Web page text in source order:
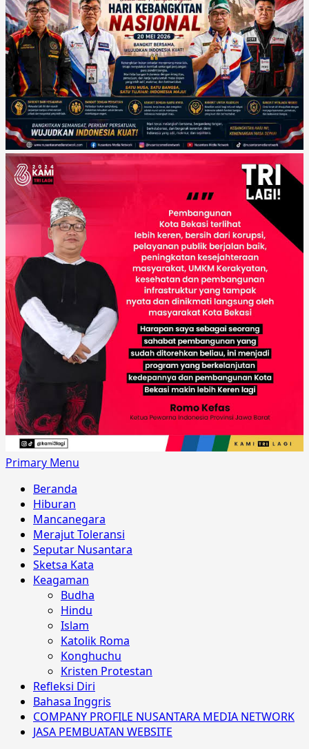
Primary Menu
Beranda
Hiburan
Mancanegara
Merajut Toleransi
Seputar Nusantara
Sketsa Kata
Keagaman
Budha
Hindu
Islam
Katolik Roma
Konghuchu
Kristen Protestan
Refleksi Diri
Bahasa Inggris
COMPANY PROFILE NUSANTARA MEDIA NETWORK
JASA PEMBUATAN WEBSITE